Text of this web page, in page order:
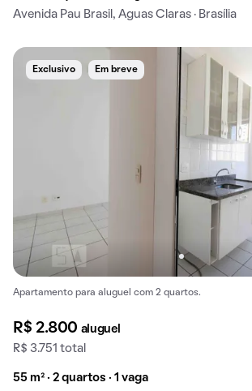
Avenida Pau Brasil, Aguas Claras · Brasília
Exclusivo Em breve
Apartamento para aluguel com 2 quartos.
R$ 2.800 aluguel
R$ 3.751 total
55 m² · 2 quartos · 1 vaga